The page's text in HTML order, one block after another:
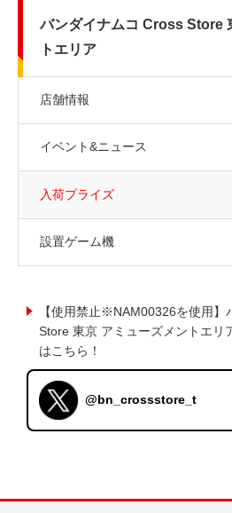
バンダイナムコ Cross Store
トエリア
店舗情報
イベント&ニュース
入荷プライズ
設置ゲーム機
【使用禁止※NAM00326を使用】
Store 東京 アミューズメントエリ
はこちら！
@bn_crossstore_t